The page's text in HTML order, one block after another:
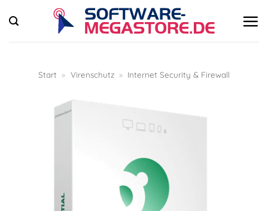
Inhalt
springen
Start » Virenschutz » Internet Security & Firewall